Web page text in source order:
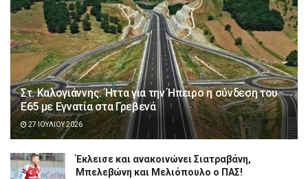
Στ. Καλογιάννης: Ήττα για την Ήπειρο η σύνδεση του
Ε65 με Εγνατία στα Γρεβενά
27 ΙΟΥΛΊΟΥ 2026
Έκλεισε και ανακοινώνει Σιατραβάνη,
Μπελεβώνη και Μελιόπουλο ο ΠΑΣ!